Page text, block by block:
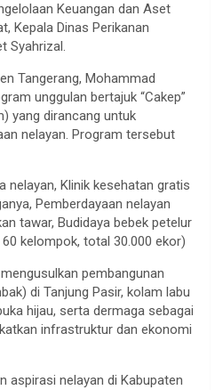
Keuangan dan Aset
Kepala Dinas Perikanan
Syahrizal.
Tangerang, Mohammad
unggulan bertajuk “Cakep”
yang dirancang untuk
nelayan. Program tersebut
nelayan, Klinik kesehatan gratis
Pemberdayaan nelayan
tawar, Budidaya bebek petelur
kelompok, total 30.000 ekor)
pembangunan
di Tanjung Pasir, kolam labu
hijau, serta dermaga sebagai
infrastruktur dan ekonomi
aspirasi nelayan di Kabupaten